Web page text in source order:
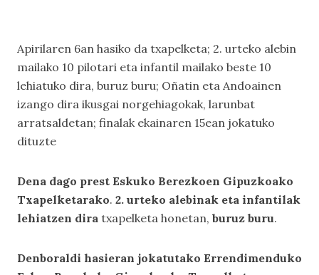
Apirilaren 6an hasiko da txapelketa; 2. urteko alebin
mailako 10 pilotari eta infantil mailako beste 10
lehiatuko dira, buruz buru; Oñatin eta Andoainen
izango dira ikusgai norgehiagokak, larunbat
arratsaldetan; finalak ekainaren 15ean jokatuko
dituzte
Dena dago prest Eskuko Berezkoen Gipuzkoako
Txapelketarako. 2. urteko alebinak eta infantilak
lehiatzen dira txapelketa honetan, buruz buru.
Denboraldi hasieran jokatutako Errendimenduko